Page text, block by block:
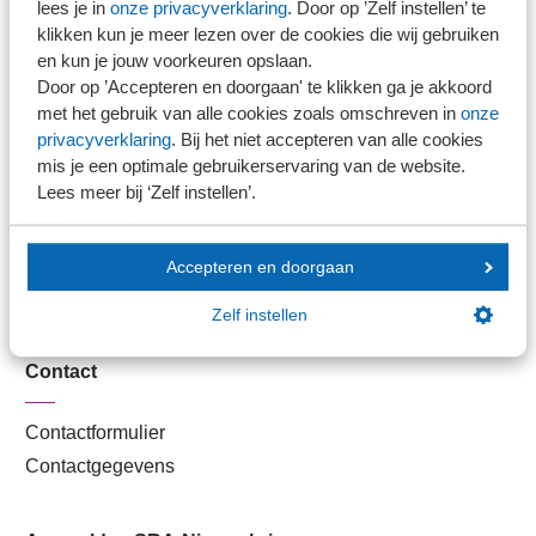
lees je in onze privacyverklaring. Door op ’Zelf instellen’ te
klikken kun je meer lezen over de cookies die wij gebruiken
en kun je jouw voorkeuren opslaan.
Door op ’Accepteren en doorgaan' te klikken ga je akkoord
met het gebruik van alle cookies zoals omschreven in onze
privacyverklaring. Bij het niet accepteren van alle cookies
mis je een optimale gebruikerservaring van de website.
Lees meer bij ‘Zelf instellen’.
Accepteren en doorgaan
Zelf instellen
Kantoorvinder
Nieuwsbank
Handige links
Veilig bestanden delen
SRA-gecertificeerd
Lid worden
Contact
Contactformulier
Contactgegevens